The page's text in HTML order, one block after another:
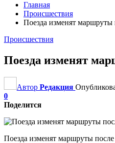
Главная
Происшествия
Поезда изменят маршруты
Происшествия
Поезда изменят
Автор Редакция
0
Поделится
Поезда изменят маршруты